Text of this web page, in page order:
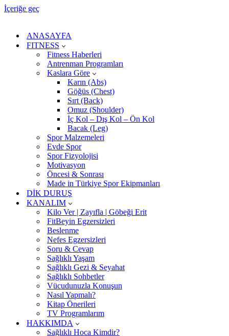
İçeriğe geç
ANASAYFA
FITNESS
Fitness Haberleri
Antrenman Programları
Kaslara Göre
Karın (Abs)
Göğüs (Chest)
Sırt (Back)
Omuz (Shoulder)
İç Kol – Dış Kol – Ön Kol
Bacak (Leg)
Spor Malzemeleri
Evde Spor
Spor Fizyolojisi
Motivasyon
Öncesi & Sonrası
Made in Türkiye Spor Ekipmanları
DİK DURUŞ
KANALIM
Kilo Ver | Zayıfla | Göbeği Erit
FitBeyin Egzersizleri
Beslenme
Nefes Egzersizleri
Soru & Cevap
Sağlıklı Yaşam
Sağlıklı Gezi & Seyahat
Sağlıklı Sohbetler
Vücudunuzla Konuşun
Nasıl Yapmalı?
Kitap Önerileri
TV Programlarım
HAKKIMDA
Sağlıklı Hoca Kimdir?